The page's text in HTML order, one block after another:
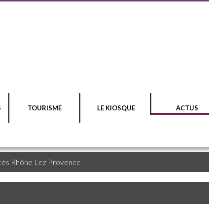
TOURISME LE KIOSQUE ACTUS
Rhône Lez Provence